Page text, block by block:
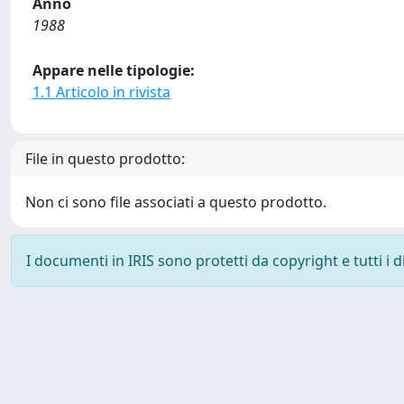
1988
Appare nelle tipologie:
1.1 Articolo in rivista
File in questo prodotto:
Non ci sono file associati a questo prodotto.
I documenti in IRIS sono protetti da copyright e tutti i